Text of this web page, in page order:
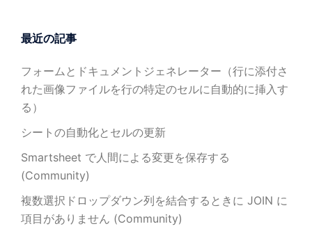
最近の記事
フォームとドキュメントジェネレーター（行に添付さ
れた画像ファイルを行の特定のセルに自動的に挿入す
る）
シートの自動化とセルの更新
Smartsheet で人間による変更を保存する
(Community)
複数選択ドロップダウン列を結合するときに JOIN に
項目がありません (Community)